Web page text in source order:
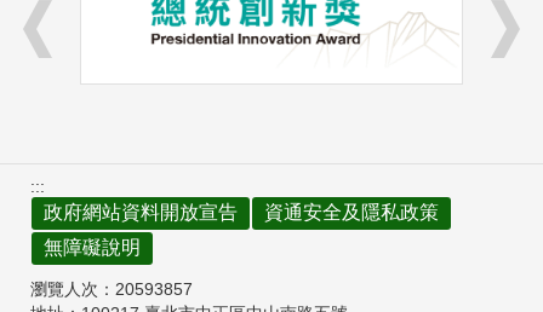
:::
政府網站資料開放宣告
資通安全及隱私政策
無障礙說明
瀏覽人次： 20593857